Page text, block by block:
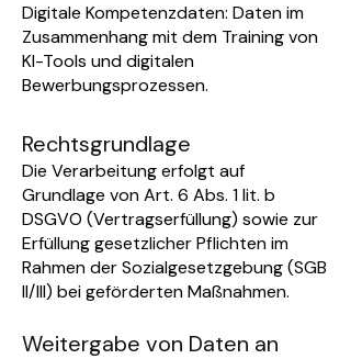
Digitale Kompetenzdaten: Daten im
Zusammenhang mit dem Training von
KI-Tools und digitalen
Bewerbungsprozessen.
Rechtsgrundlage
Die Verarbeitung erfolgt auf
Grundlage von Art. 6 Abs. 1 lit. b
DSGVO (Vertragserfüllung) sowie zur
Erfüllung gesetzlicher Pflichten im
Rahmen der Sozialgesetzgebung (SGB
II/III) bei geförderten Maßnahmen.
Weitergabe von Daten an